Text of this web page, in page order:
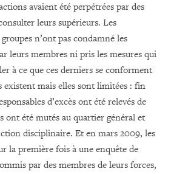
avaient été perpétrées par des
leurs supérieurs. Les
n’ont pas condamné les
leurs membres ni pris les mesures qui
à ce que ces derniers se conforment
existent mais elles sont limitées : fin
d’excès ont été relevés de
ont été mutés au quartier général et
disciplinaire. Et en mars 2009, les
la première fois à une enquête de
par des membres de leurs forces,